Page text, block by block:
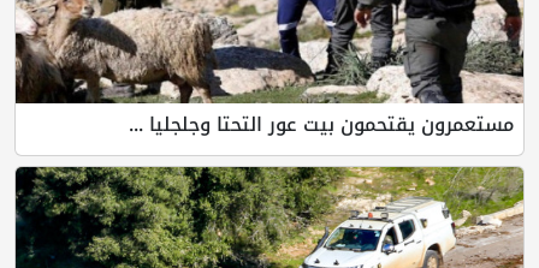
بيت عور التحتا وجلجليا ...